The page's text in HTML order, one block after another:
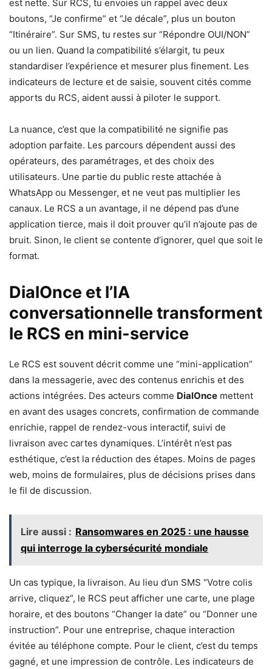
est nette. Sur RCS, tu envoies un rappel avec deux
boutons, “Je confirme” et “Je décale”, plus un bouton
“Itinéraire”. Sur SMS, tu restes sur “Répondre OUI/NON”
ou un lien. Quand la compatibilité s’élargit, tu peux
standardiser l’expérience et mesurer plus finement. Les
indicateurs de lecture et de saisie, souvent cités comme
apports du RCS, aident aussi à piloter le support.
La nuance, c’est que la compatibilité ne signifie pas
adoption parfaite. Les parcours dépendent aussi des
opérateurs, des paramétrages, et des choix des
utilisateurs. Une partie du public reste attachée à
WhatsApp ou Messenger, et ne veut pas multiplier les
canaux. Le RCS a un avantage, il ne dépend pas d’une
application tierce, mais il doit prouver qu’il n’ajoute pas de
bruit. Sinon, le client se contente d’ignorer, quel que soit le
format.
DialOnce et l’IA
conversationnelle transforment
le RCS en mini-service
Le RCS est souvent décrit comme une “mini-application”
dans la messagerie, avec des contenus enrichis et des
actions intégrées. Des acteurs comme DialOnce mettent
en avant des usages concrets, confirmation de commande
enrichie, rappel de rendez-vous interactif, suivi de
livraison avec cartes dynamiques. L’intérêt n’est pas
esthétique, c’est la réduction des étapes. Moins de pages
web, moins de formulaires, plus de décisions prises dans
le fil de discussion.
Lire aussi : Ransomwares en 2025 : une hausse
qui interroge la cybersécurité mondiale
Un cas typique, la livraison. Au lieu d’un SMS “Votre colis
arrive, cliquez”, le RCS peut afficher une carte, une plage
horaire, et des boutons “Changer la date” ou “Donner une
instruction”. Pour une entreprise, chaque interaction
évitée au téléphone compte. Pour le client, c’est du temps
gagné, et une impression de contrôle. Les indicateurs de